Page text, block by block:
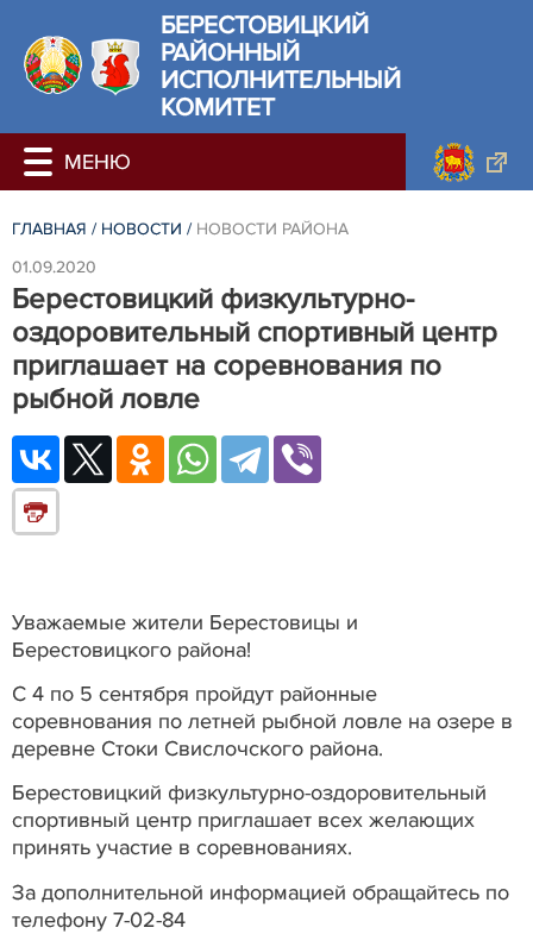
БЕРЕСТОВИЦКИЙ
РАЙОННЫЙ
ИСПОЛНИТЕЛЬНЫЙ
КОМИТЕТ
ГЛАВНАЯ / НОВОСТИ / НОВОСТИ РАЙОНА
01.09.2020
Берестовицкий физкультурно-
оздоровительный спортивный центр
приглашает на соревнования по
рыбной ловле
Уважаемые жители Берестовицы и
Берестовицкого района!
С 4 по 5 сентября пройдут районные
соревнования по летней рыбной ловле на озере в
деревне Стоки Свислочского района.
Берестовицкий физкультурно-оздоровительный
спортивный центр приглашает всех желающих
принять участие в соревнованиях.
За дополнительной информацией обращайтесь по
телефону 7-02-84